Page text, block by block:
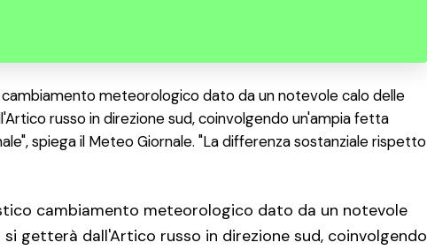
cambiamento meteorologico dato da un notevole calo delle
russo in direzione sud, coinvolgendo un'ampia fetta
spiega il Meteo Giornale. "La differenza sostanziale rispetto
cambiamento meteorologico dato da un notevole
getterà dall'Artico russo in direzione sud, coinvolgendo